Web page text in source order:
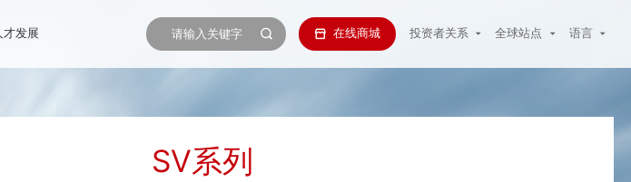
才发展 在线商城 投资者关系 全球站点 语言
SV系列